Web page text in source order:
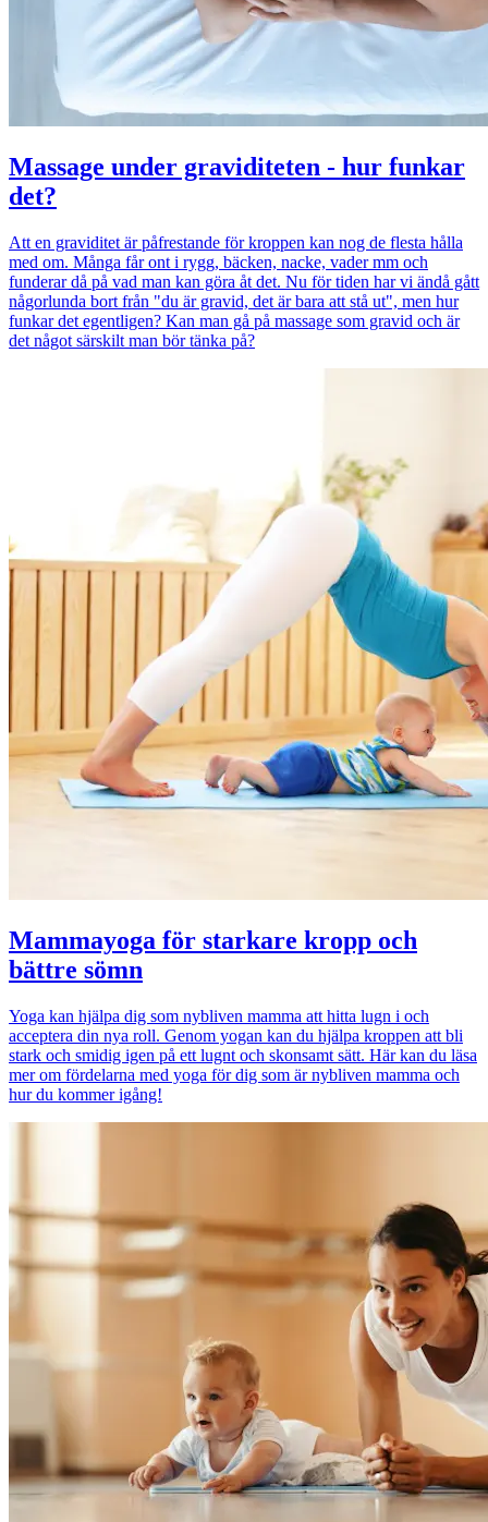
Massage under graviditeten - hur funkar
det?
Att en graviditet är påfrestande för kroppen kan nog de flesta hålla
med om. Många får ont i rygg, bäcken, nacke, vader mm och
funderar då på vad man kan göra åt det. Nu för tiden har vi ändå gått
någorlunda bort från "du är gravid, det är bara att stå ut", men hur
funkar det egentligen? Kan man gå på massage som gravid och är
det något särskilt man bör tänka på?
Mammayoga för starkare kropp och
bättre sömn
Yoga kan hjälpa dig som nybliven mamma att hitta lugn i och
acceptera din nya roll. Genom yogan kan du hjälpa kroppen att bli
stark och smidig igen på ett lugnt och skonsamt sätt. Här kan du läsa
mer om fördelarna med yoga för dig som är nybliven mamma och
hur du kommer igång!